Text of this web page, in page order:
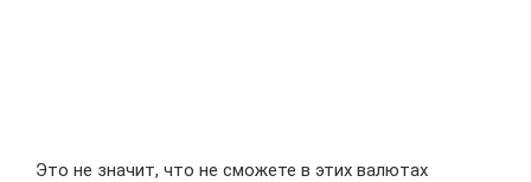
Это не значит, что не сможете в этих валютах